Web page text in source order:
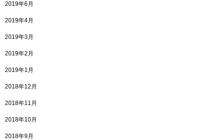
2019年6月
2019年4月
2019年3月
2019年2月
2019年1月
2018年12月
2018年11月
2018年10月
2018年9月